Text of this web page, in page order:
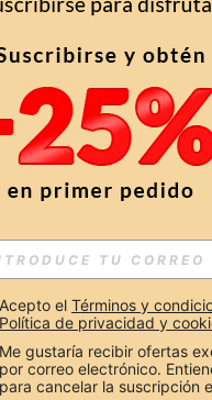
APP
OFERTAS
Acepto el Términos y
Política de privacidad y
Me gustaría recibir ofertas
por correo electrónico.
para cancelar la suscripción